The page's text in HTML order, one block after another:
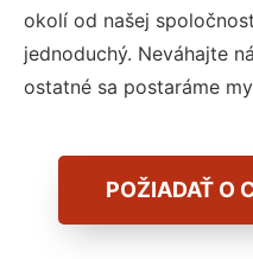
okolí od našej
jednoduchý. Neváhajte
ostatné sa postaráme
POŽIADAŤ O